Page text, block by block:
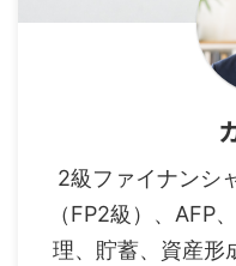
2級ファイナンシ
（FP2級）、AFP
理、貯蓄、資産形